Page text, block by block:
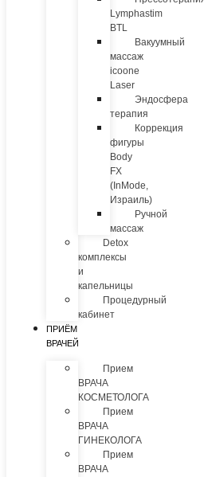
Lymphastim
BTL
Вакуумный
массаж
icoone
Laser
Эндосфера
терапия
Коррекция
фигуры
Body
FX
(InMode,
Израиль)
Ручной
массаж
Detox
комплексы
и
капельницы
Процедурный
кабинет
ПРИЁМ
ВРАЧЕЙ
Прием
ВРАЧА
КОСМЕТОЛОГА
Прием
ВРАЧА
ГИНЕКОЛОГА
Прием
ВРАЧА